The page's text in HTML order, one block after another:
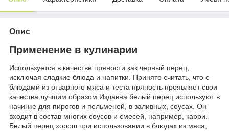
Опис
Применение в кулинарии
Используется в качестве пряности как черный перец,
исключая сладкие блюда и напитки. Принято считать, что с
блюдами из отварного мяса и теста пряность проявляет свои
качества лучшим образом Издавна белый перец используют в
начинке для пирогов и пельменей, в заливных, соусах. Он
входит в состав многих соусов и смесей, например, карри.
Белый перец хорош при использовании в блюдах из мяса,